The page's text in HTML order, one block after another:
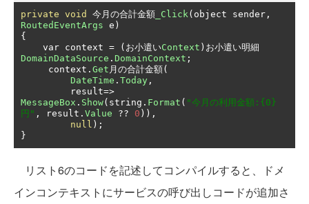
private void 今月の合計金額 _Click( object sender ,
RoutedEventArgs e )
{
    var context
= (お小遣いContext )お小遣い明細
DomainDataSource . DomainContext ;
     context
. Get 月の合計金額(
DateTime . Today ,
         result
=>
MessageBox . Show( string . Format ( "今月の利用金額:{0}
円" , result . Value ?? 0 )),
null );
}
リスト6のコードを記述してコンパイルすると、ドメ
インコンテキストにサービスの呼び出しコードが追加さ